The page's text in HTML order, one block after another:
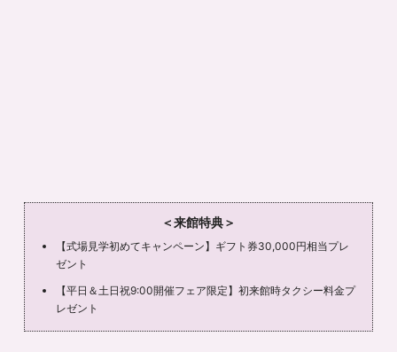
＜来館特典＞
【式場見学初めてキャンペーン】ギフト券30,000円相当プレ
ゼント
【平日＆土日祝9:00開催フェア限定】初来館時タクシー料金プ
レゼント